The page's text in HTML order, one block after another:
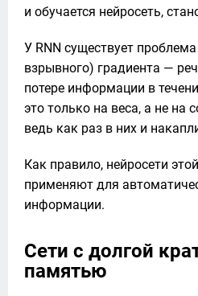
и обучается нейросеть,
У RNN существует
взрывного) градиента —
потере информации в
это только на веса, а не на
ведь как раз в них и
Как правило, нейросети
применяют для
информации.
Сети с долгой
памятью